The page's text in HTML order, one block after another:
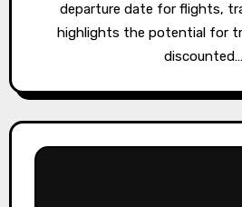
departure date for flights,
highlights the potential for
discounted…